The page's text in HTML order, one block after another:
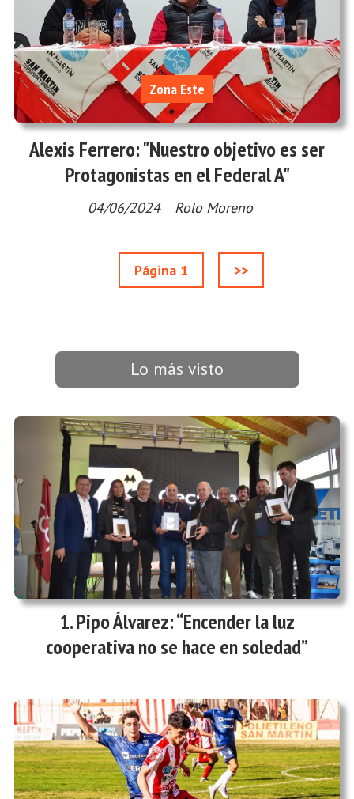
Alexis Ferrero: "Nuestro objetivo es ser
Protagonistas en el Federal A"
Rolo Moreno
Zona Este
04/06/2024
Página 1 >>
Lo más visto
Pipo Álvarez: “Encender la luz
cooperativa no se hace en soledad”